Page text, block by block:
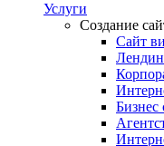
Услуги
Создание
Сайт
Бизнес